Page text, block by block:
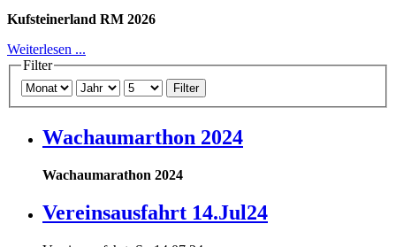
Kufsteinerland RM 2026
Weiterlesen ...
Filter
Filter
Wachaumarthon 2024
Wachaumarathon 2024
Vereinsausfahrt 14.Jul24